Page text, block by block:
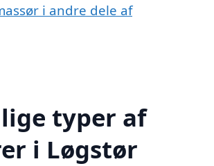
i andre dele af
typer af
i Løgstør